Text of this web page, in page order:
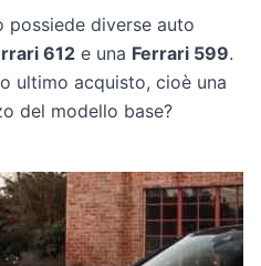
possiede diverse auto
612 e una Ferrari 599.
ultimo acquisto, cioè una
del modello base?